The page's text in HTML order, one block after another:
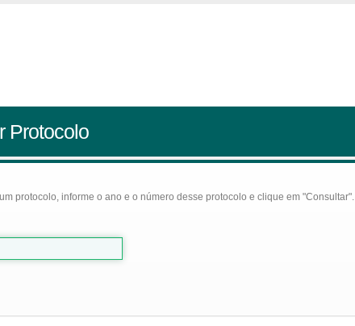
Protocolo
protocolo, informe o ano e o número desse protocolo e clique em "Consultar".